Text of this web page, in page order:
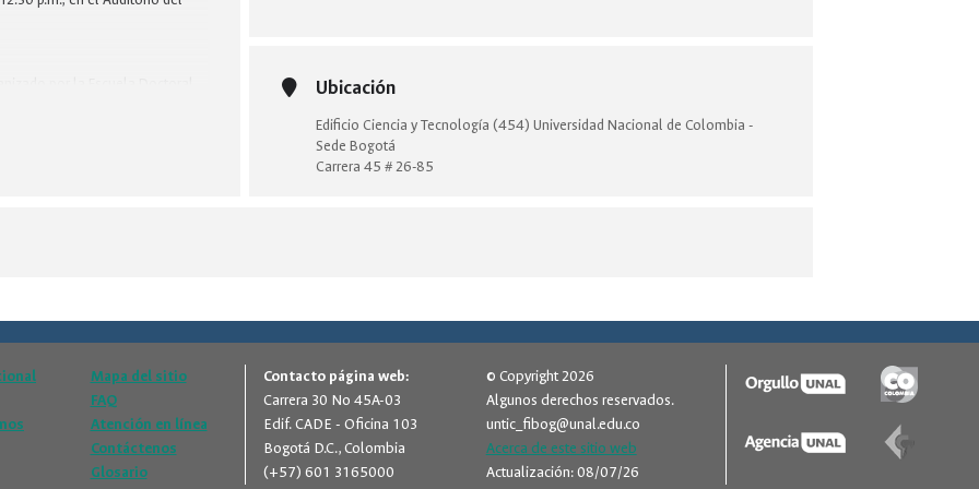
entre doctorandos,
avances de los proyectos de
de doctorado de la Facultad.
de doctorado,
una conferencia magistral de
Ubicación
Edificio Ciencia y Tecnología (454) Universidad Nacional de Colombia -
Sede Bogotá
Carrera 45 # 26-85
Mapa del sitio
FAQ
Atención en línea
Contáctenos
Glosario
Contacto página web:
Carrera 30 No 45A-03
Edif. CADE - Oficina 103
Bogotá D.C., Colombia
(+57) 601 3165000
© Copyright 2026
Algunos derechos reservados.
untic_fibog@unal.edu.co
Acerca de este sitio web
Actualización: 08/07/26